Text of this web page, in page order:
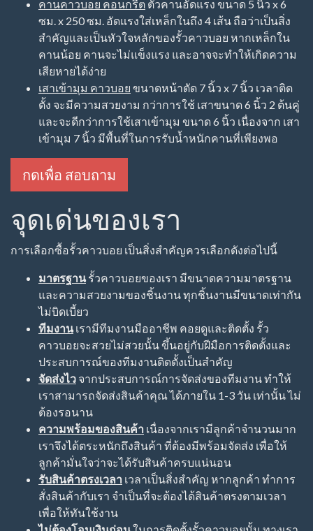
รั้วคาวบอย มีลักษณะเป็นคอนกรีตเหมือนเสาไฟฟ้า จึง
สามารถอยู่ทนแดนทนฝนได้ และมีอายุการใช้งานยาวนาน
เท่าเสาไฟฟ้า
กดเพื่อ สอบถาม
ขนาดของรั้วคาวบอย
รั้วคาวบอย ที่มีความสวยงาม มีมาตรฐาน ผ่านงานราชการ
ควรมีลักษณะสำคัญดังนี้
ขนาด 6" x 6" x 1.32 เมตร ฝังดินลึก 45-50 ซม. และเทปูน
ระยะห่างกลางเสาถึงกลางเสา 2.50 เมตร ใช้คานปูน
ขนาด 5" x 2.50 เมตร จำนวน 2 คาน
รั้วคาวบอย คอนกรีต 3 ชั้น สูง 120 ซม.
ขนาด 6" x 6" x 1.66 เมตร ฝังดินลึก 45-50 ซม. และเทปูน
ระยะห่างกลางเสาถึงกลางเสา 2.50 เมตร ใช้คานปูน
ขนาด 5" x 2.50 เมตร จำนวน 3 คาน
รั้วคาวบอย คอนกรีต 4 ชั้น สูง 200 ซม.
ตัวเสาคอนกรีต
ขนาด 6" x 6" x 2.00 เมตร ฝังดินลึก 45-50 ซม. และเทปูน
ระยะห่างกลางเสาถึงกลางเสา 2.50 เมตร ใช้คานปูน
ขนาด 5" x 2.50 เมตร จำนวน 4 คาน
คานคาวบอย คอนกรีต
ตัวคานอัดแรง ขนาด 5 นิ้ว x 6
ซม. x 250 ซม. อัดแรงใส่เหล็กในถึง 4 เส้น ถือว่าเป็นสิ่ง
สำคัญและเป็นหัวใจหลักของรั้วคาวบอย หากเหล็กใน
คานน้อย คานจะไม่แข็งแรง และอาจจะทำให้เกิดความ
เสียหายได้ง่าย
เสาเข้ามุม คาวบอย ขนาดหน้าตัด 7 นิ้ว x 7 นิ้ว เวลาติด